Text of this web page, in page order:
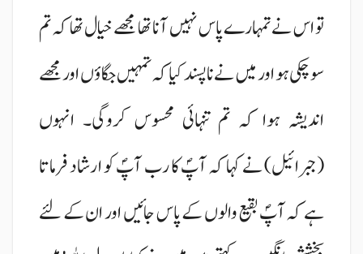
تو اس نے تمہارے پاس نہیں آنا تھا مجھے خیال تھا کہ تم
سو چکی ہو اور میں نے ناپسند کیا کہ تمہیں جگاؤں اور مجھے
اندیشہ ہوا کہ تم تنہائی محسوس کروگی۔ انہوں
(جبرائیل) نے کہا کہ آپؐ کا رب آپؐ کو ارشاد فرماتا
ہے کہ آپؐ بقیع والوں کے پاس جائیں اور ان کے لئے